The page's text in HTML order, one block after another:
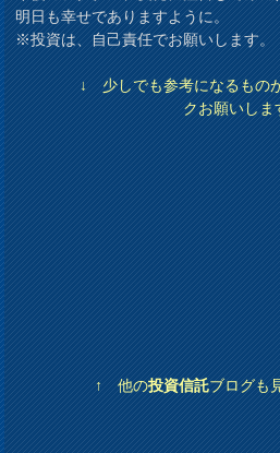
明日も幸せでありますように。
※投資は、自己責任でお願いします。
↓ 少しでも参考になるものが
クお願いしま
↑ 他の投資信託ブログも